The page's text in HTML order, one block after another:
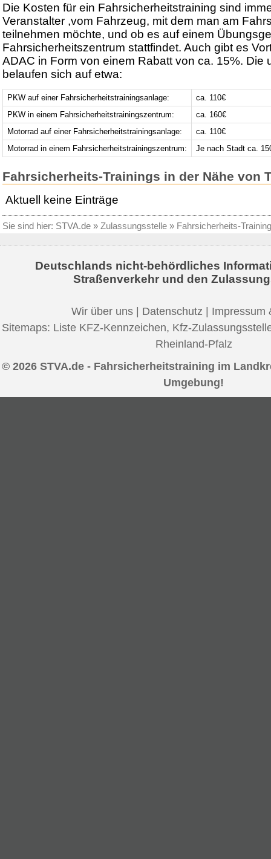
Die Kosten für ein Fahrsicherheitstraining sind
Veranstalter ,vom Fahrzeug, mit dem man am
teilnehmen möchte, und ob es auf einem
Fahrsicherheitszentrum stattfindet. Auch gibt es
ADAC in Form von einem Rabatt von ca. 15%. Die
belaufen sich auf etwa:
PKW auf einer Fahrsicherheitstrainingsanlage:
ca. 110€
PKW in einem Fahrsicherheitstrainingszentrum:
ca. 160€
Motorrad auf einer Fahrsicherheitstrainingsanlage:
ca. 110€
Motorrad in einem Fahrsicherheitstrainingszentrum:
Je nach Stadt ca.
Fahrsicherheits-Trainings in der Nähe von
Aktuell keine Einträge
Sie sind hier: STVA.de » Zulassungsstelle » Fahrsicherheits-
Deutschlands nicht-behördliches
Straßenverkehr und den
Wir über uns | Datenschutz | Impressum
Sitemaps: Liste KFZ-Kennzeichen, Kfz-
Rheinland-Pfalz
© 2026 STVA.de - Fahrsicherheitstraining im
Umgebung!